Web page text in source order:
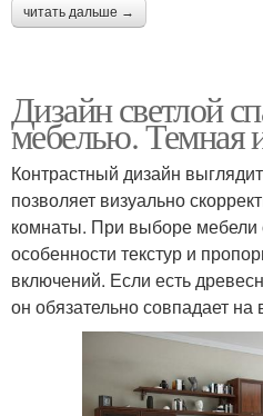
читать дальше →
Дизайн светлой
мебелью. Темная
Контрастный дизайн
позволяет визуально
комнаты. При выборе
особенности текстур и
включений. Если есть
он обязательно совпадает на